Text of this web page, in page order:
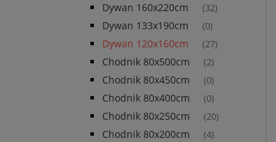
Dywan 160x220cm (32)
Dywan 133x190cm (0)
Dywan 120x160cm (27)
Chodnik 80x500cm (2)
Chodnik 80x450cm (0)
Chodnik 80x400cm (0)
Chodnik 80x250cm (20)
Chodnik 80x200cm (4)